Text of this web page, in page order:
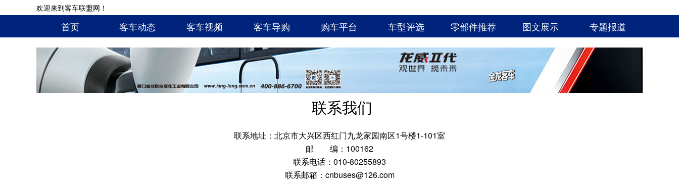
欢迎来到客车联盟网！
首页 客车动态 客车视频 客车导购 购车平台 车型评选 零部件推荐 图文展示 专题报道
联系我们
联系地址：北京市大兴区西红门九龙家园南区1号楼1-101室
邮 编：100162
联系电话：010-80255893
联系邮箱：cnbuses@126.com